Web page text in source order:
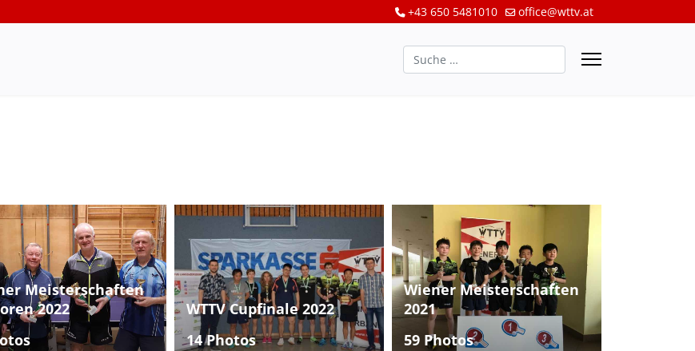
+43 650 5481010 office@wttv.at
Suchen
Meisterschaften
2022
WTTV Cupfinale 2022
14 Photos
Wiener Meisterschaften
2021
59 Photos